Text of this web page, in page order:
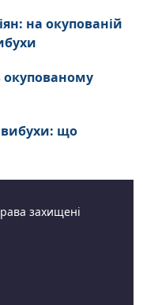
на окупованій
окупованому
вибухи: що
захищені